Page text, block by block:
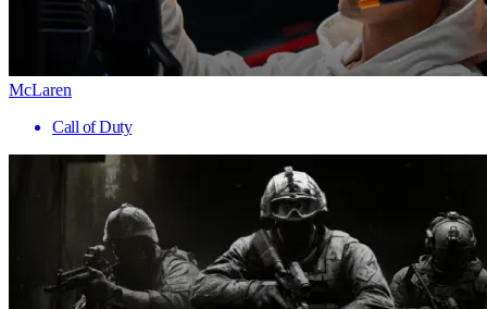
McLaren
Call of Duty